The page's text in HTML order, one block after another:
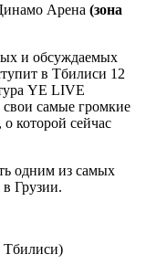
Арена (зона
и обсуждаемых
в Тбилиси 12
YE LIVE
свои самые громкие
которой сейчас
одним из самых
Грузии.